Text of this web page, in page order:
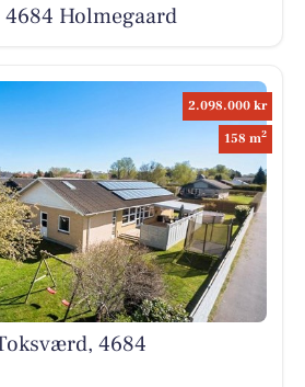
Holmegaard
2.098.000 kr
158 m2
4684